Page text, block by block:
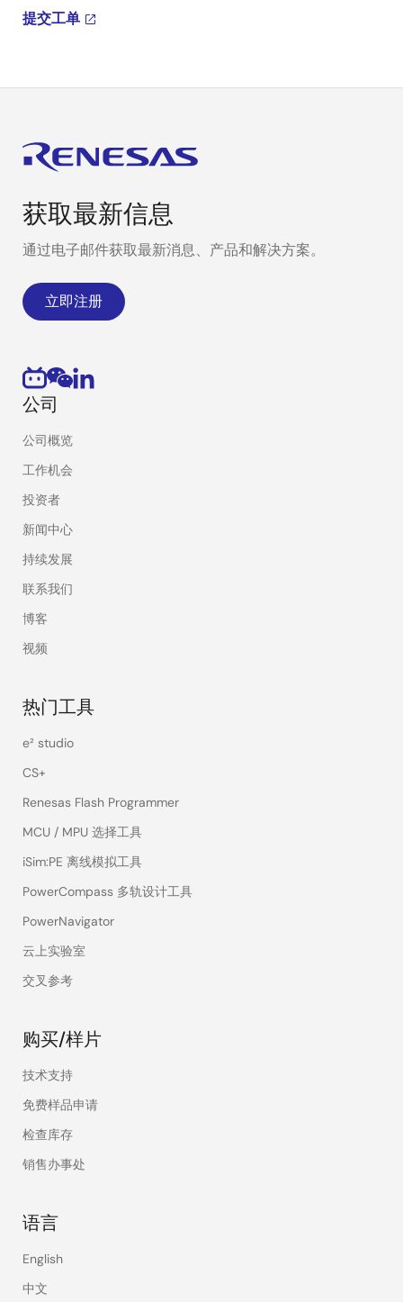
提交工单
获取最新信息
通过电子邮件获取最新消息、产品和解决方案。
立即注册
公司
公司概览
工作机会
投资者
新闻中心
持续发展
联系我们
博客
视频
热门工具
e² studio
CS+
Renesas Flash Programmer
MCU / MPU 选择工具
iSim:PE 离线模拟工具
PowerCompass 多轨设计工具
PowerNavigator
云上实验室
交叉参考
购买/样片
技术支持
免费样品申请
检查库存
销售办事处
语言
English
中文